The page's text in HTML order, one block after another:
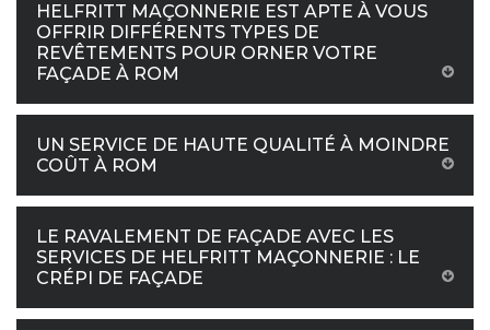
HELFRITT MAÇONNERIE EST APTE À VOUS
OFFRIR DIFFÉRENTS TYPES DE
REVÊTEMENTS POUR ORNER VOTRE
FAÇADE À ROM
UN SERVICE DE HAUTE QUALITÉ À MOINDRE
COÛT À ROM
LE RAVALEMENT DE FAÇADE AVEC LES
SERVICES DE HELFRITT MAÇONNERIE : LE
CRÉPI DE FAÇADE